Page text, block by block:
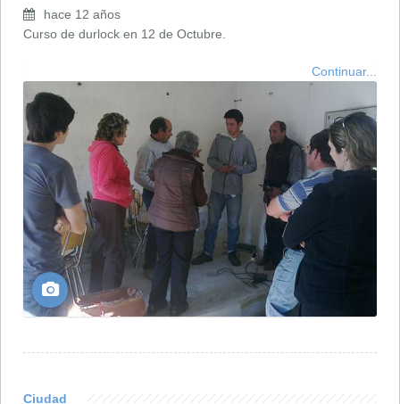
hace 12 años
Curso de durlock en 12 de Octubre.
Continuar...
Ciudad